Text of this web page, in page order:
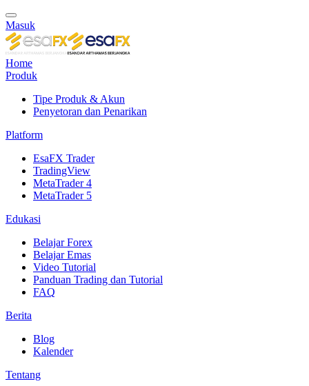
Masuk
Home
Produk
Tipe Produk & Akun
Penyetoran dan Penarikan
Platform
EsaFX Trader
TradingView
MetaTrader 4
MetaTrader 5
Edukasi
Belajar Forex
Belajar Emas
Video Tutorial
Panduan Trading dan Tutorial
FAQ
Berita
Blog
Kalender
Tentang